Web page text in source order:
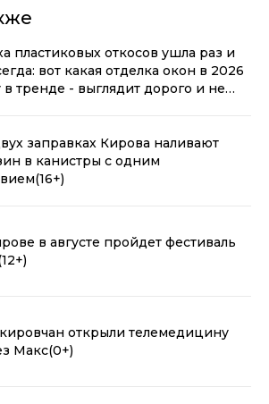
пластиковых откосов ушла раз и
вот какая отделка окон в 2026
в тренде - выглядит дорого и не
заправках Кирова наливают
в канистры с одним
(16+)
в августе пройдет фестиваль
открыли телемедицину
Макс(0+)